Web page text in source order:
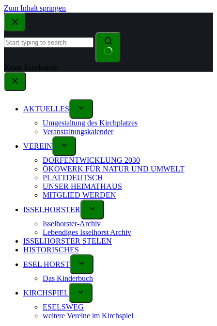
Zum Inhalt springen
Keine Ergebnisse
AKTUELLES
Umgestaltung des Kirchplatzes
Veranstaltungskalender
VEREIN
DORFENTWICKLUNG 2030
ÖKOWERK FÜR NATUR UND UMWELT
PLATTDEUTSCH
UNSER HEIMATHAUS
MITGLIED WERDEN
ISSELHORSTER
Isselhorster-Archiv
Lebendiges Isselhorst Archiv
ISSELHORSTER STELEN
HISTORISCHES
ESEL HORST
Das Kinderbuch
KIRCHSPIEL
ESELSWEG
weitere Vereine im Kirchspiel